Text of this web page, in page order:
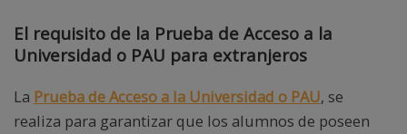
El requisito de la Prueba de Acceso a la
Universidad o PAU para extranjeros
La Prueba de Acceso a la Universidad o PAU, se
realiza para garantizar que los alumnos de poseen